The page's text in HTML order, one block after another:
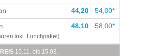
44,20
54,00*
inkl. Lunchpaket)
48,10 58,00*
15.11. bis 15.03.